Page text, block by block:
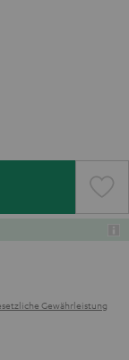
Gewährleistung